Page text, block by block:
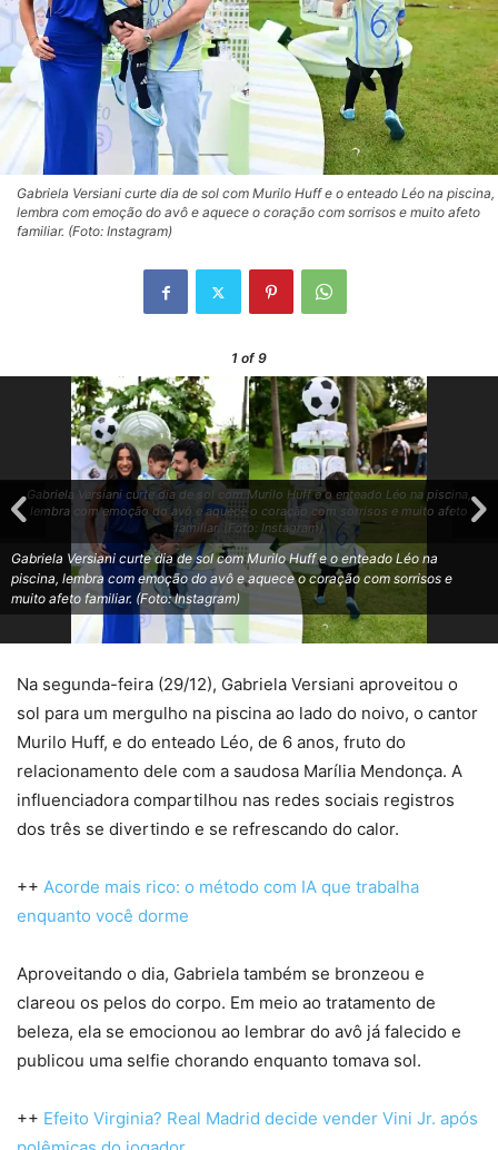
Gabriela Versiani curte dia de sol com Murilo Huff e o enteado Léo na piscina,
lembra com emoção do avô e aquece o coração com sorrisos e muito afeto
familiar. (Foto: Instagram)
1 of 9
Gabriela Versiani curte dia de sol com Murilo Huff e o enteado Léo na piscina,
lembra com emoção do avô e aquece o coração com sorrisos e muito afeto
familiar. (Foto: Instagram)
Gabriela Versiani curte dia de sol com Murilo Huff e o enteado Léo na
piscina, lembra com emoção do avô e aquece o coração com sorrisos e
muito afeto familiar. (Foto: Instagram)
Na segunda-feira (29/12), Gabriela Versiani aproveitou o
sol para um mergulho na piscina ao lado do noivo, o cantor
Murilo Huff, e do enteado Léo, de 6 anos, fruto do
relacionamento dele com a saudosa Marília Mendonça. A
influenciadora compartilhou nas redes sociais registros
dos três se divertindo e se refrescando do calor.
++ Acorde mais rico: o método com IA que trabalha
enquanto você dorme
Aproveitando o dia, Gabriela também se bronzeou e
clareou os pelos do corpo. Em meio ao tratamento de
beleza, ela se emocionou ao lembrar do avô já falecido e
publicou uma selfie chorando enquanto tomava sol.
++ Efeito Virginia? Real Madrid decide vender Vini Jr. após